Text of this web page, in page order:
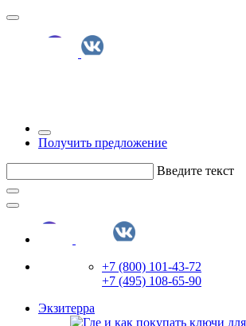
Получить предложение
Введите текст
+7 (800) 101-43-72
+7 (495) 108-65-90
Экзитерра